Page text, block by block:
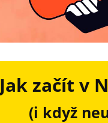
Jak začít v
(i když